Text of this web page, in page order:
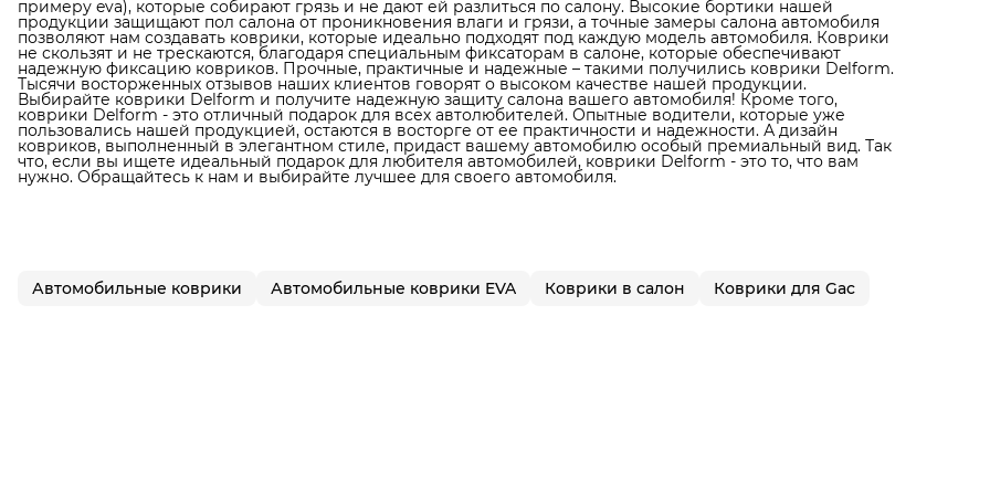
примеру eva), которые собирают грязь и не дают ей разлиться по салону. Высокие бортики нашей
продукции защищают пол салона от проникновения влаги и грязи, а точные замеры салона автомобиля
позволяют нам создавать коврики, которые идеально подходят под каждую модель автомобиля. Коврики
не скользят и не трескаются, благодаря специальным фиксаторам в салоне, которые обеспечивают
надежную фиксацию ковриков. Прочные, практичные и надежные – такими получились коврики Delform.
Тысячи восторженных отзывов наших клиентов говорят о высоком качестве нашей продукции.
Выбирайте коврики Delform и получите надежную защиту салона вашего автомобиля! Кроме того,
коврики Delform - это отличный подарок для всех автолюбителей. Опытные водители, которые уже
пользовались нашей продукцией, остаются в восторге от ее практичности и надежности. А дизайн
ковриков, выполненный в элегантном стиле, придаст вашему автомобилю особый премиальный вид. Так
что, если вы ищете идеальный подарок для любителя автомобилей, коврики Delform - это то, что вам
нужно. Обращайтесь к нам и выбирайте лучшее для своего автомобиля.
Автомобильные коврики Автомобильные коврики EVA Коврики в салон Коврики для Gac